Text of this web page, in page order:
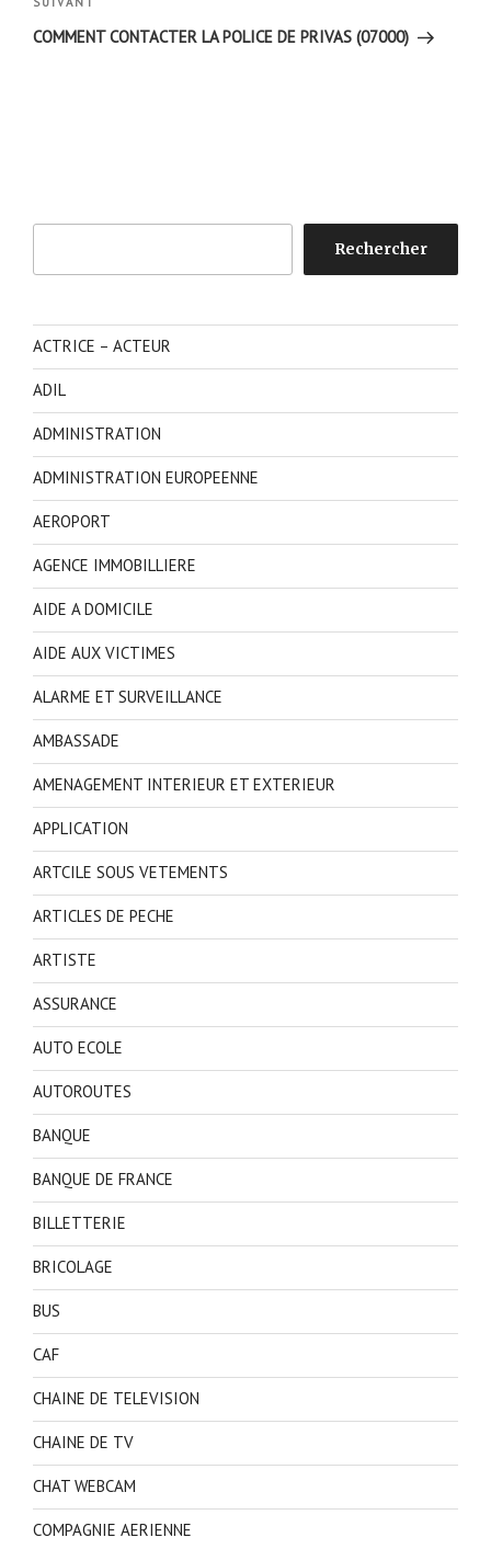
suivant
COMMENT CONTACTER LA POLICE DE PRIVAS (07000)
Rechercher
ACTRICE – ACTEUR
ADIL
ADMINISTRATION
ADMINISTRATION EUROPEENNE
AEROPORT
AGENCE IMMOBILLIERE
AIDE A DOMICILE
AIDE AUX VICTIMES
ALARME ET SURVEILLANCE
AMBASSADE
AMENAGEMENT INTERIEUR ET EXTERIEUR
APPLICATION
ARTCILE SOUS VETEMENTS
ARTICLES DE PECHE
ARTISTE
ASSURANCE
AUTO ECOLE
AUTOROUTES
BANQUE
BANQUE DE FRANCE
BILLETTERIE
BRICOLAGE
BUS
CAF
CHAINE DE TELEVISION
CHAINE DE TV
CHAT WEBCAM
COMPAGNIE AERIENNE